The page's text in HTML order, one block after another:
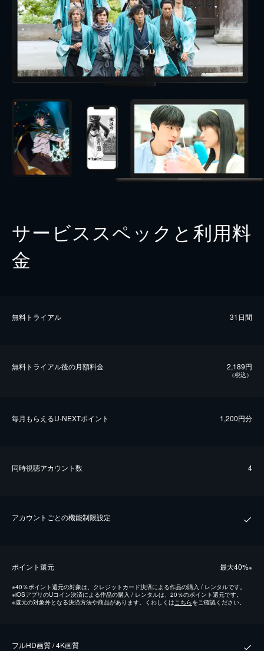
サービススペックと利用料
金
無料トライアル 31日間
無料トライアル後の⽉額料金 2,189円
（税込）
毎⽉もらえるU-NEXTポイント 1,200円分
同時視聴アカウント数 4
アカウントごとの機能制限設定
ポイント還元 最⼤40%※
※40％ポイント還元の対象は、クレジットカード決済による作品の購入 / レンタルです。
※iOSアプリのUコイン決済による作品の購入 / レンタルは、20％のポイント還元です。
※還元の対象外となる決済方法や商品があります。くわしくはこちらをご確認ください。
フルHD画質 / 4K画質